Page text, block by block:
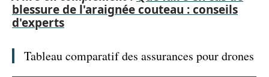
blessure de l'araignée couteau : conseils
d'experts
Tableau comparatif des assurances pour drones